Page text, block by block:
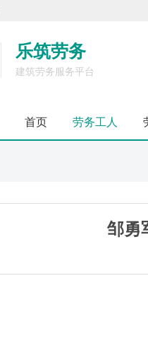
乐筑劳务
建筑劳务服务平台
首页 劳务工人
邹勇